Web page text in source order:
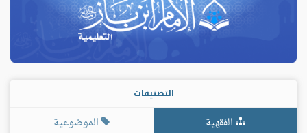
التصنيفات
الفقهية
الموضوعية